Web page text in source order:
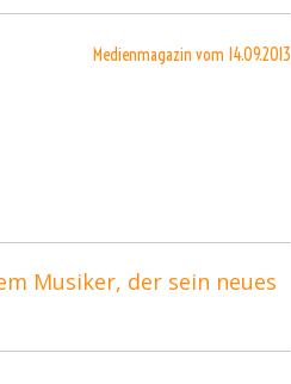
Medienmagazin vom 14.09.2013
Musiker, der sein neues